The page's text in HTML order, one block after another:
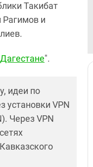
Такибат
и
".
идеи по
установки VPN
Через VPN